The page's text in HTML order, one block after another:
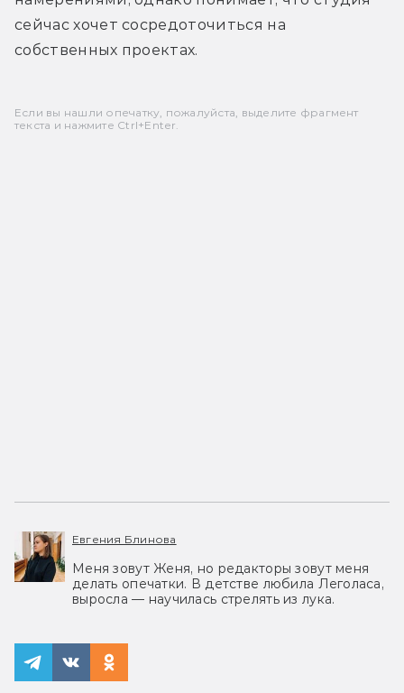
сейчас хочет сосредоточиться на
собственных проектах.
Если вы нашли опечатку, пожалуйста, выделите фрагмент
текста и нажмите Ctrl+Enter.
Евгения Блинова
Меня зовут Женя, но редакторы зовут меня
делать опечатки. В детстве любила Леголаса,
выросла — научилась стрелять из лука.